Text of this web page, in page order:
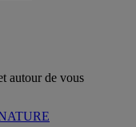
autour de vous